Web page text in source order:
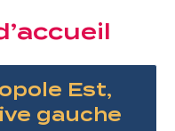
Est,
gauche